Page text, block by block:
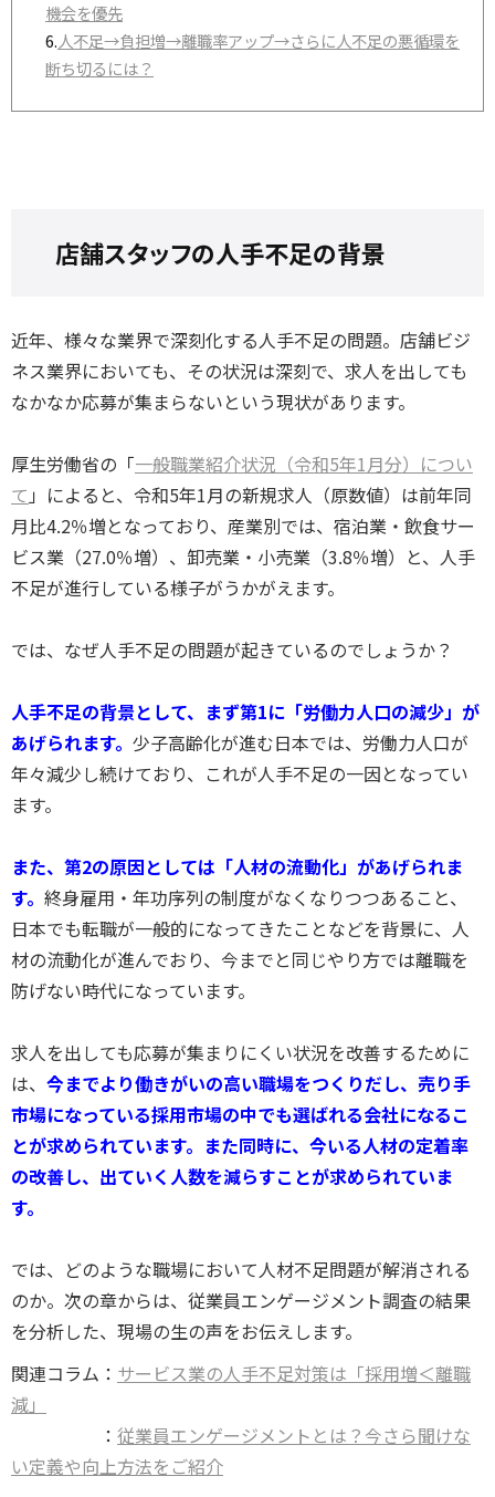
機会を優先
6.人不足→負担増→離職率アップ→さらに人不足の悪循環を
断ち切るには？
店舗スタッフの人手不足の背景
近年、様々な業界で深刻化する人手不足の問題。店舗ビジ
ネス業界においても、その状況は深刻で、求人を出しても
なかなか応募が集まらないという現状があります。
厚生労働省の「一般職業紹介状況（令和5年1月分）につい
て 」によると、令和5年1月の新規求人（原数値）は前年同
月比4.2％増となっており、産業別では、宿泊業・飲食サー
ビス業（27.0％増）、卸売業・小売業（3.8％増）と、人手
不足が進行している様子がうかがえます。
では、なぜ人手不足の問題が起きているのでしょうか？
人手不足の背景として、まず第1に「労働力人口の減少」が
あげられます。 少子高齢化が進む日本では、労働力人口が
年々減少し続けており、これが人手不足の一因となってい
ます。
また、第2の原因としては「人材の流動化」があげられま
す。 終身雇用・年功序列の制度がなくなりつつあること、
日本でも転職が一般的になってきたことなどを背景に、人
材の流動化が進んでおり、今までと同じやり方では離職を
防げない時代になっています。
求人を出しても応募が集まりにくい状況を改善するために
は、 今までより働きがいの高い職場をつくりだし、売り手
市場になっている採用市場の中でも選ばれる会社になるこ
とが求められています。また同時に、今いる人材の定着率
の改善し、出ていく人数を減らすことが求められていま
す。
では、どのような職場において人材不足問題が解消される
のか。次の章からは、従業員エンゲージメント調査の結果
を分析した、現場の生の声をお伝えします。
関連コラム： サービス業の人手不足対策は「採用増＜離職
減」
： 従業員エンゲージメントとは？今さら聞けな
い定義や向上方法をご紹介